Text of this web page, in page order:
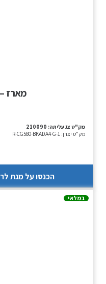
מארז – DEEPCOOL CG580 4F V2
מק"ט צג עליתה: 210090
מק"ט יצרן: R-CG580-BKADA4-G-1
הכנסו על מנת
במלאי